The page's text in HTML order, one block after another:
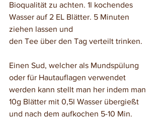
Bioqualität zu achten. 1l kochendes
Wasser auf 2 EL Blätter. 5 Minuten
ziehen lassen und
den Tee über den Tag verteilt trinken.
Einen Sud, welcher als Mundspülung
oder für Hautauflagen verwendet
werden kann stellt man her indem man
10g Blätter mit 0,5l Wasser übergießt
und nach dem aufkochen 5-10 Min.